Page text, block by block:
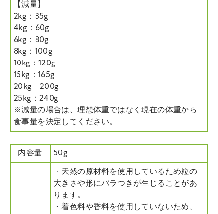
【減量】
2kg：35g
4kg：60g
6kg：80g
8kg：100g
10kg：120g
15kg：165g
20kg：200g
25kg：240g
※減量の場合は、理想体重ではなく現在の体重から
食事量を決定してください。
内容量 50g
・天然の原材料を使用しているため粒の
大きさや形にバラつきが生じることがあ
ります。
・着色料や香料を使用していないため、